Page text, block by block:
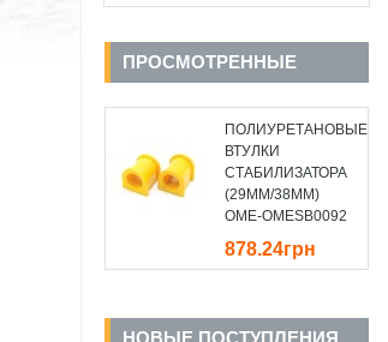
ПРОСМОТРЕННЫЕ
ПОЛИУРЕТАНОВЫЕ
ВТУЛКИ
СТАБИЛИЗАТОРА
(29MM/38MM)
OME-OMESB0092
878.24грн
НОВЫЕ ПОСТУПЛЕНИЯ